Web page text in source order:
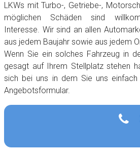
LKWs mit Turbo-, Getriebe-,
möglichen Schäden sind
Interesse. Wir sind an allen
aus jedem Baujahr sowie aus jedem
Wenn Sie ein solches Fahrzeug in
gesagt auf Ihrem Stellplatz stehen
sich bei uns in dem Sie uns
Angebotsformular.